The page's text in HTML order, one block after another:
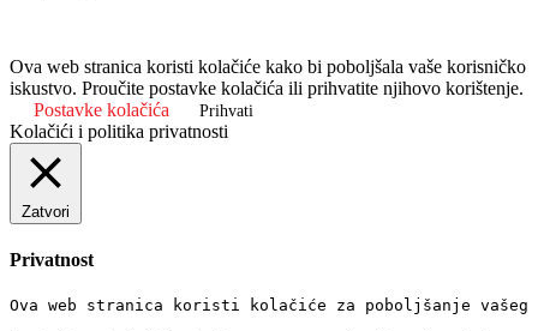
Ova web stranica koristi kolačiće kako bi poboljšala vaše korisničko
iskustvo. Proučite postavke kolačića ili prihvatite njihovo korištenje.
Postavke kolačića
Prihvati
Kolačići i politika privatnosti
Zatvori
Privatnost
Ova web stranica koristi kolačiće za poboljšanje